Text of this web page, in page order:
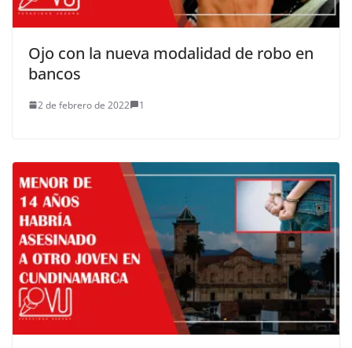
Ojo con la nueva modalidad de robo en
bancos
2 de febrero de 2022 1